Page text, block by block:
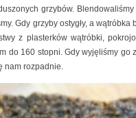
grzybów.
Gdy grzyby ostygły, a wątróbka
z plasterków wątróbki,
do 160 stopni. Gdy wyjęliśmy go
nam rozpadnie.